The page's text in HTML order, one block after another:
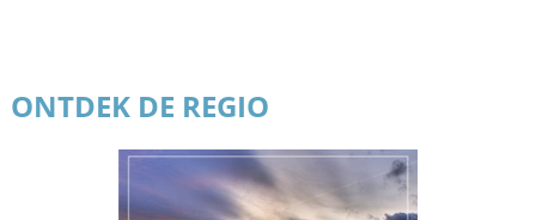
ONTDEK DE REGIO